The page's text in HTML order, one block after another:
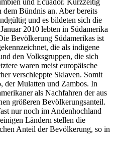
Bündnis an. Aber bereits
und es bildeten sich die
2010 lebten in Südamerika
Bevölkerung Südamerikas ist
die als indigene
den Volksgruppen, die sich
waren meist europäische
verschleppte Sklaven. Somit
der Mulatten und Zambos. In
als Nachfahren der aus
größeren Bevölkerungsanteil.
nur noch im Andenhochland
Ländern stellen die
Anteil der Bevölkerung, so in